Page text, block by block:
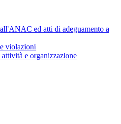
ed atti di adeguamento a
violazioni
e organizzazione